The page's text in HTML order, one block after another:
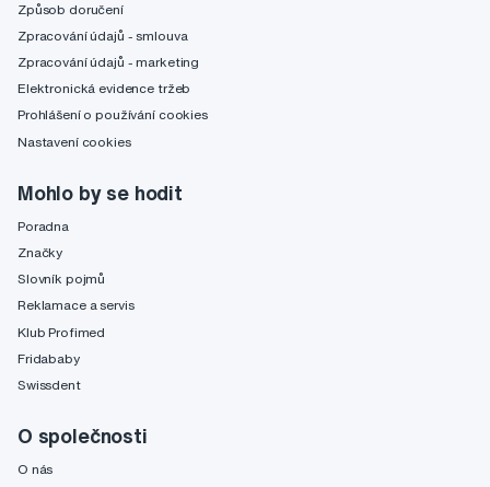
Způsob doručení
Zpracování údajů - smlouva
Zpracování údajů - marketing
Elektronická evidence tržeb
Prohlášení o používání cookies
Nastavení cookies
Mohlo by se hodit
Poradna
Značky
Slovník pojmů
Reklamace a servis
Klub Profimed
Fridababy
Swissdent
O společnosti
O nás